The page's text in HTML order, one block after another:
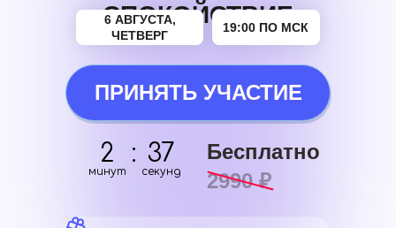
СПОКОЙСТВИЕ
19:00 ПО МСК
6 АВГУСТА,
ЧЕТВЕРГ
ПРИНЯТЬ УЧАСТИЕ
Бесплатно
2990 ₽
2
минут
: 37
секунд